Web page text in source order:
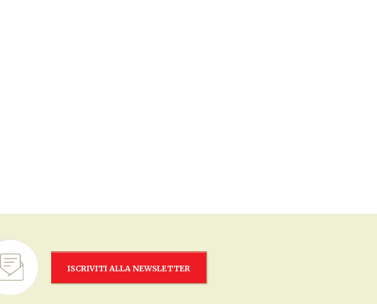
ISCRIVITI ALLA NEWSLETTER